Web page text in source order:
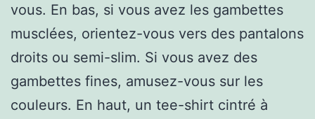
vous. En bas, si vous avez les gambettes
musclées, orientez-vous vers des pantalons
droits ou semi-slim. Si vous avez des
gambettes fines, amusez-vous sur les
couleurs. En haut, un tee-shirt cintré à